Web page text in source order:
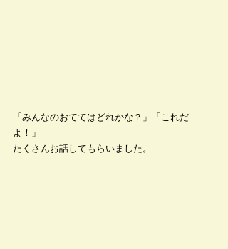
「みんなのおててはどれかな？」「これだ
よ！」
たくさんお話してもらいました。